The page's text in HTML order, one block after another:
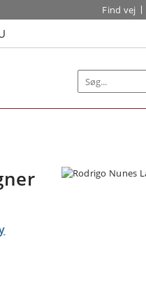
Find vej